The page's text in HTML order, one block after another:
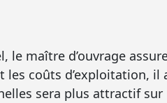
maître d’ouvrage
coûts d’exploitation, il
sera plus attractif sur